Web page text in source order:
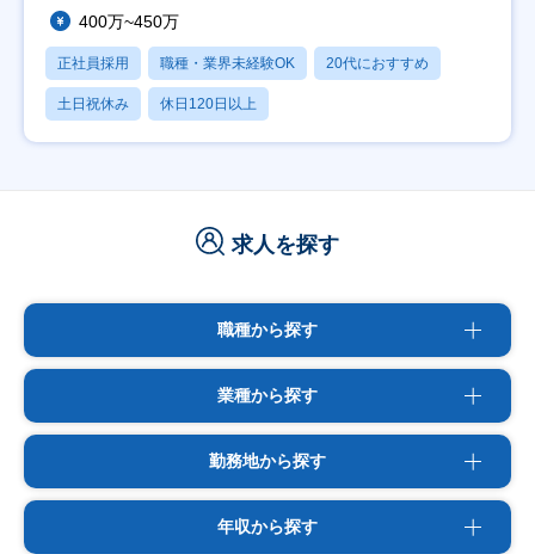
400万~450万
正社員採用 職種・業界未経験OK 20代におすすめ
土日祝休み 休日120日以上
求人を探す
職種から探す
業種から探す
勤務地から探す
年収から探す